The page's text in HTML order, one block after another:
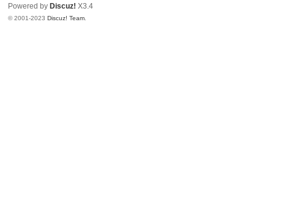
Powered by Discuz! X3.4
© 2001-2023Discuz! Team